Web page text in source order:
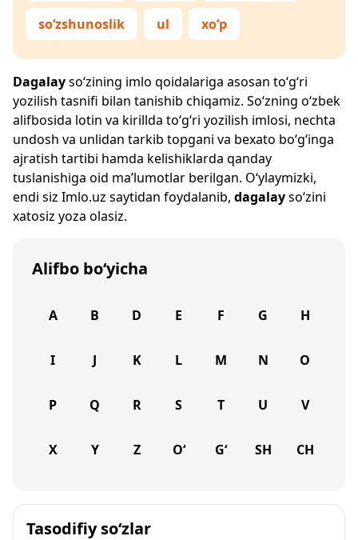
so‘zshunoslik ul xo‘p
Dagalayso‘zining imlo qoidalariga asosan to‘g‘ri
yozilish tasnifi bilan tanishib chiqamiz. So‘zning o‘zbek
alifbosida lotin va kirillda to‘g‘ri yozilish imlosi, nechta
undosh va unlidan tarkib topgani va bexato bo‘g‘inga
ajratish tartibi hamda kelishiklarda qanday
tuslanishiga oid ma’lumotlar berilgan. O‘ylaymizki,
endi siz Imlo.uz saytidan foydalanib, dagalayso‘zini
xatosiz yoza olasiz.
Alifbo bo‘yicha
A B D E F G H
I J K L M N O
P Q R S T U V
X Y Z O‘ G‘ SH CH
Tasodifiy so‘zlar